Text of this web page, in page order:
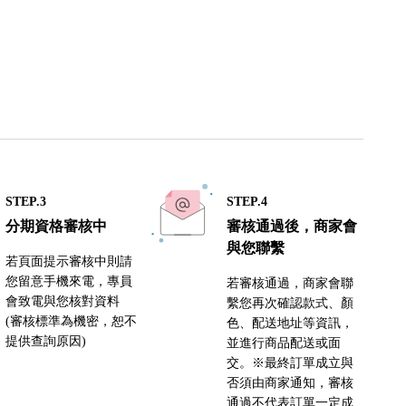
STEP.3
分期資格審核中
若頁面提示審核中則請
您留意手機來電，專員
會致電與您核對資料
(審核標準為機密，恕不
提供查詢原因)
STEP.4
審核通過後，商家會
與您聯繫
若審核通過，商家會聯
繫您再次確認款式、顏
色、配送地址等資訊，
並進行商品配送或面
交。※最終訂單成立與
否須由商家通知，審核
通過不代表訂單一定成